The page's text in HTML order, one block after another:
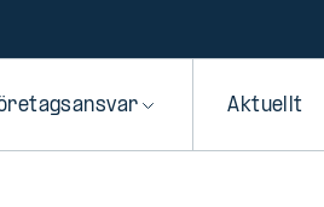
Aktuellt